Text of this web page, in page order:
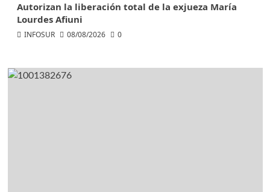
Autorizan la liberación total de la exjueza María
Lourdes Afiuni
INFOSUR 08/08/2026 0